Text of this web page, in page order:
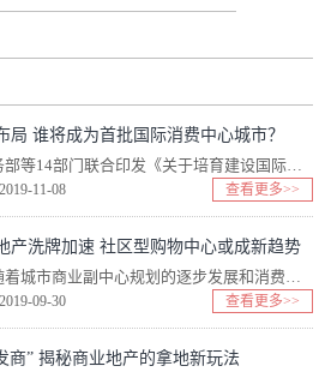
局 谁将成为首批国际消费中心城市？
近日，商务部等14部门联合印发《关于培育建设国际消费中心城市的指导意见》（简称《指导意见》），提出要用5年左右时间培育建设一批国际消费中心城市。 记者了解到，目前北京、上海、广州、...
11-08 查看更多>>
产洗牌加速 社区型购物中心或成新趋势
近年来，随着城市商业副中心规划的逐步发展和消费升级，上海市商业地产加速洗牌，社区型购物中心逐渐成为新趋势。 资料显示，社区购物中心是指在城市的区域商业中心建立的、建筑面积在...
09-30 查看更多>>
商” 揭秘商业地产的拿地新玩法